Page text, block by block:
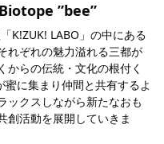
”bee”
K!ZUK! LABO」の中にある
れぞれの魅力溢れる三都が
からの伝統・文化の根付く
に集まり仲間と共有するよ
ックスしながら新たなおも
創活動を展開していきま